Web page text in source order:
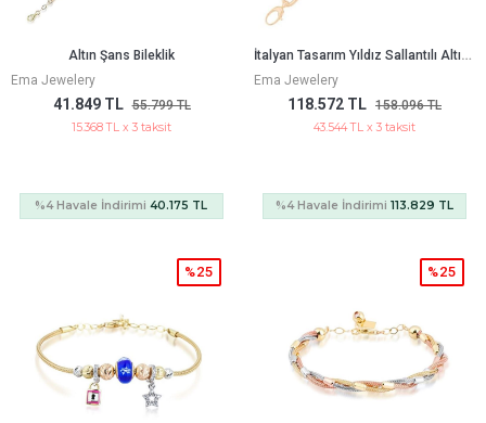
Altın Şans Bileklik
Ema Jewelery
41.849 TL 55.799 TL
15.368 TL x 3 taksit
%4 Havale İndirimi40.175 TL
İ
Talyan Tasarım Yıldız Sallantılı Altın Bileklik
Ema Jewelery
118.572 TL 158.096 TL
43.544 TL x 3 taksit
%4 Havale İndirimi 113.829 TL
%25 %25